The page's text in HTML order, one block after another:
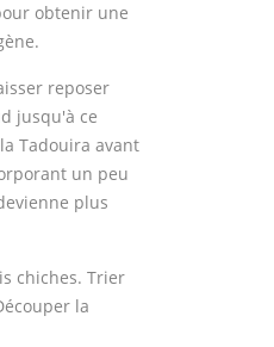
obtenir une
reposer
jusqu'à ce
Tadouira avant
un peu
plus
chiches. Trier
la